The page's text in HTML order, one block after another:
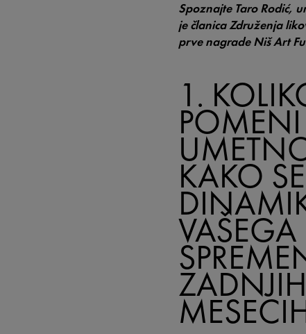
Spoznajte Taro Rodić,
je članica Združenja
prve nagrade Niš Art
1.
POMENI
KAKO
VAŠEGA